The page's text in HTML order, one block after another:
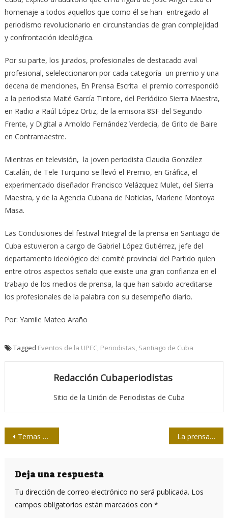
homenaje a todos aquellos que como él se han entregado al
periodismo revolucionario en circunstancias de gran complejidad
y confrontación ideológica.
Por su parte, los jurados, profesionales de destacado aval
profesional, seleleccionaron por cada categoría un premio y una
decena de menciones, En Prensa Escrita el premio correspondió
a la periodista Maité García Tintore, del Periódico Sierra Maestra,
en Radio a Raúl López Ortiz, de la emisora 8SF del Segundo
Frente, y Digital a Arnoldo Fernández Verdecia, de Grito de Baire
en Contramaestre.
Mientras en televisión, la joven periodista Claudia González
Catalán, de Tele Turquino se llevó el Premio, en Gráfica, el
experimentado diseñador Francisco Velázquez Mulet, del Sierra
Maestra, y de la Agencia Cubana de Noticias, Marlene Montoya
Masa.
Las Conclusiones del festival Integral de la prensa en Santiago de
Cuba estuvieron a cargo de Gabriel López Gutiérrez, jefe del
departamento ideológico del comité provincial del Partido quien
entre otros aspectos señalo que existe una gran confianza en el
trabajo de los medios de prensa, la que han sabido acreditarse
los profesionales de la palabra con su desempeño diario.
Por: Yamile Mateo Araño
Tagged Eventos de la UPEC, Periodistas, Santiago de Cuba
Redacción Cubaperiodistas
Sitio de la Unión de Periodistas de Cuba
Navegación
entradas
Temas económicos desde la mirada del periodismo La prensa cubana tiene que ser como Fidel, opina Labañino
Deja una respuesta
Tu dirección de correo electrónico no será publicada. Los
campos obligatorios están marcados con *